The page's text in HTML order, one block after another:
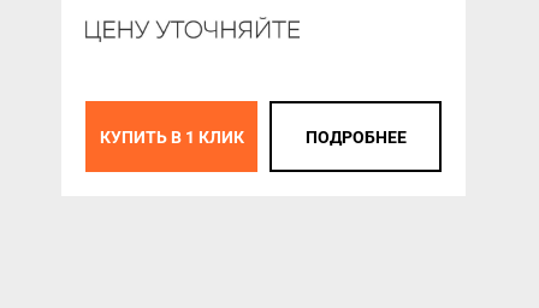
КУПИТЬ В 1 КЛИК ПОДРОБНЕЕ